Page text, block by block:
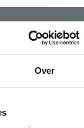
Over
te werk bij